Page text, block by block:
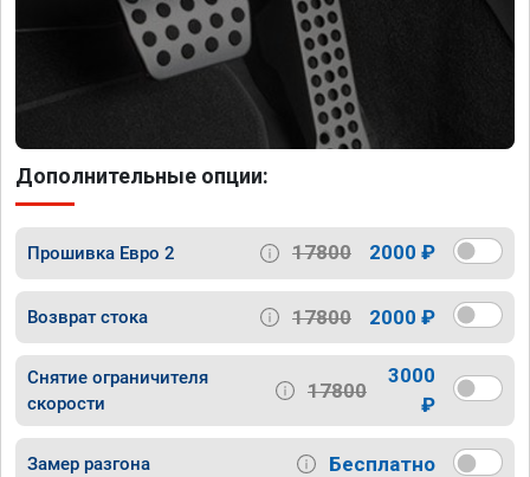
Дополнительные опции:
Прошивка Евро 2 17800 2000 ₽
Возврат стока 17800 2000 ₽
Снятие ограничителя
скорости
17800
3000
₽
Замер разгона Бесплатно